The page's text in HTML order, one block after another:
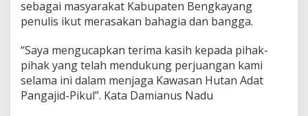
sebagai masyarakat Kabupaten Bengkayang
penulis ikut merasakan bahagia dan bangga.
“Saya mengucapkan terima kasih kepada pihak-
pihak yang telah mendukung perjuangan kami
selama ini dalam menjaga Kawasan Hutan Adat
Pangajid-Pikul”. Kata Damianus Nadu